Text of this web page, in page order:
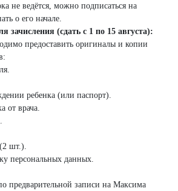
не ведётся, можно подписаться на
о его начале.
зачисления (сдать с 1 по 15 августа):
предоставить оригиналы и копии
ребенка (или паспорт).
от врача.
шт.).
персональных данных.
предварительной записи на Максима